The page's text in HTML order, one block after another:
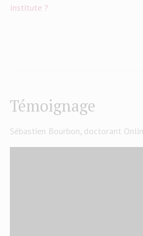
Institute ?
Témoignage
Sébastien Bourbon, doctorant